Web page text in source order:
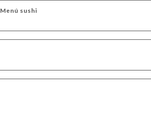
Menú sushi